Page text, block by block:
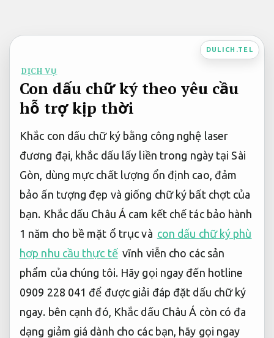
nội
dung
DULICH.TEL
DỊCH VỤ
Con dấu chữ ký theo yêu cầu
hỗ trợ kịp thời
Khắc con dấu chữ ký bằng công nghệ laser
đương đại, khắc dấu lấy liền trong ngày tại Sài
Gòn, dùng mực chất lượng ổn định cao, đảm
bảo ấn tượng đẹp và giống chữ ký bất chợt của
bạn. Khắc dấu Châu Á cam kết chế tác bảo hành
1 năm cho bề mặt ổ trục và con dấu chữ ký phù
hợp nhu cầu thực tế vĩnh viễn cho các sản
phẩm của chúng tôi. Hãy gọi ngay đến hotline
0909 228 041 để được giải đáp đặt dấu chữ ký
ngay. bên cạnh đó, Khắc dấu Châu Á còn có đa
dạng giảm giá dành cho các bạn, hãy gọi ngay